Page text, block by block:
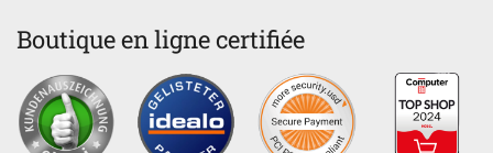
Boutique en ligne certifiée